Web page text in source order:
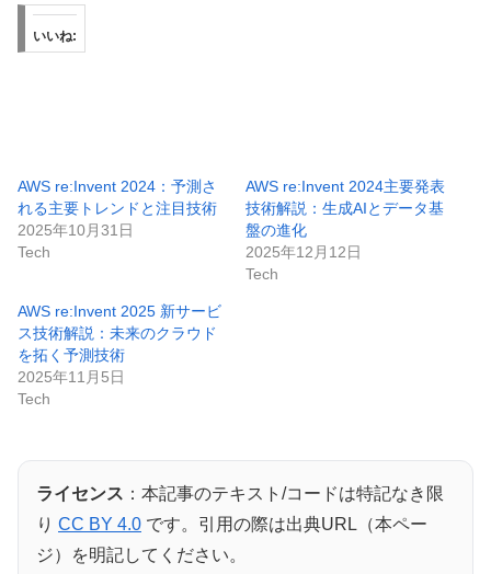
いいね:
AWS re:Invent 2024：予測さ
れる主要トレンドと注目技術
2025年10月31日
Tech
AWS re:Invent 2024主要発表
技術解説：生成AIとデータ基
盤の進化
2025年12月12日
Tech
AWS re:Invent 2025 新サービ
ス技術解説：未来のクラウド
を拓く予測技術
2025年11月5日
Tech
ライセンス ：本記事のテキスト/コードは特記なき限
り CC BY 4.0 です。引用の際は出典URL（本ペー
ジ）を明記してください。